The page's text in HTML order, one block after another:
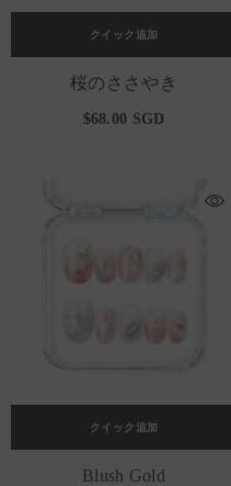
クイック追加
桜のささやき
$68.00 SGD
クイック追加
Blush Gold